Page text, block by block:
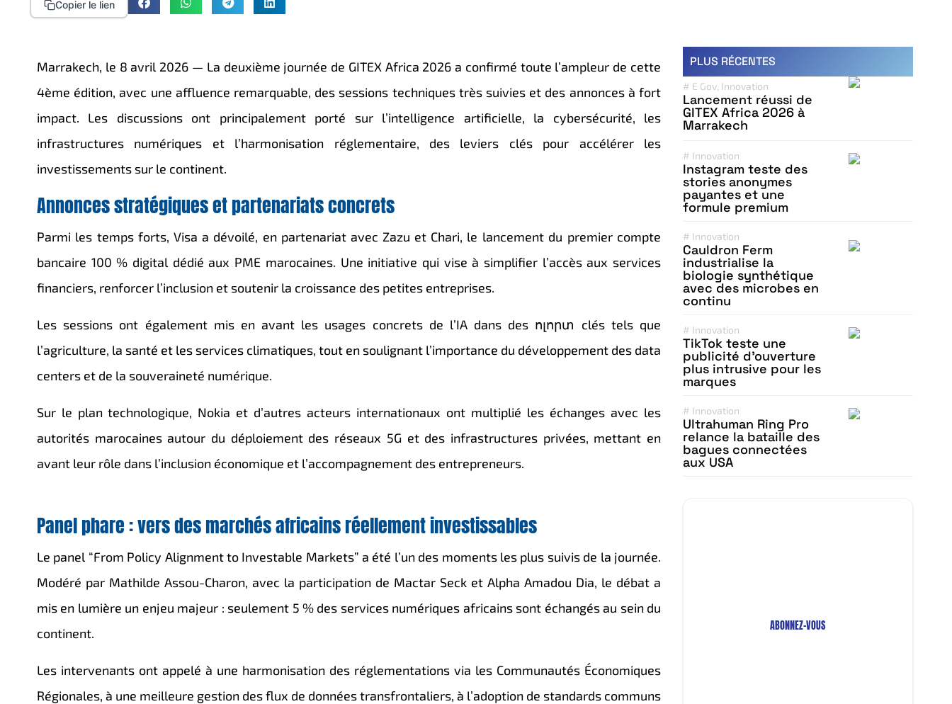
Copier le lien
Marrakech, le 8 avril 2026 — La deuxième journée de GITEX Africa 2026 a confirmé toute l’ampleur de cette
4ème édition, avec une affluence remarquable, des sessions techniques très suivies et des annonces à fort
impact. Les discussions ont principalement porté sur l’intelligence artificielle, la cybersécurité, les
infrastructures numériques et l’harmonisation réglementaire, des leviers clés pour accélérer les
investissements sur le continent.
Annonces stratégiques et partenariats concrets
Parmi les temps forts, Visa a dévoilé, en partenariat avec Zazu et Chari, le lancement du premier compte
bancaire 100 % digital dédié aux PME marocaines. Une initiative qui vise à simplifier l’accès aux services
financiers, renforcer l’inclusion et soutenir la croissance des petites entreprises.
Les sessions ont également mis en avant les usages concrets de l’IA dans des ոլորտ clés tels que
l’agriculture, la santé et les services climatiques, tout en soulignant l’importance du développement des data
centers et de la souveraineté numérique.
Sur le plan technologique, Nokia et d’autres acteurs internationaux ont multiplié les échanges avec les
autorités marocaines autour du déploiement des réseaux 5G et des infrastructures privées, mettant en
avant leur rôle dans l’inclusion économique et l’accompagnement des entrepreneurs.
Panel phare : vers des marchés africains réellement investissables
Le panel “From Policy Alignment to Investable Markets” a été l’un des moments les plus suivis de la journée.
Modéré par Mathilde Assou-Charon, avec la participation de Mactar Seck et Alpha Amadou Dia, le débat a
mis en lumière un enjeu majeur : seulement 5 % des services numériques africains sont échangés au sein du
continent.
Les intervenants ont appelé à une harmonisation des réglementations via les Communautés Économiques
Régionales, à une meilleure gestion des flux de données transfrontaliers, à l’adoption de standards communs
PLUS RÉCENTES
# E Gov, Innovation
Lancement réussi de
GITEX Africa 2026 à
Marrakech
# Innovation
Instagram teste des
stories anonymes
payantes et une
formule premium
# Innovation
Cauldron Ferm
industrialise la
biologie synthétique
avec des microbes en
continu
# Innovation
TikTok teste une
publicité d’ouverture
plus intrusive pour les
marques
# Innovation
Ultrahuman Ring Pro
relance la bataille des
bagues connectées
aux USA
ABONNEZ-VOUS